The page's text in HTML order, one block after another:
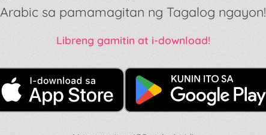
Arabic sa pamamagitan ng Tagalog ngayon!
Libreng gamitin at i-download!